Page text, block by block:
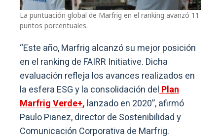
La puntuación global de Marfrig en el ranking avanzó 11
puntos porcentuales.
“Este año, Marfrig alcanzó su mejor posición
en el ranking de FAIRR Initiative. Dicha
evaluación refleja los avances realizados en
la esfera ESG y la consolidación delPlan
Marfrig Verde+, lanzado en 2020”, afirmó
Paulo Pianez, director de Sostenibilidad y
Comunicación Corporativa de Marfrig.